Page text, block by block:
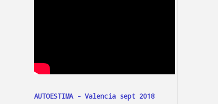
AUTOESTIMA - Valencia sept 2018